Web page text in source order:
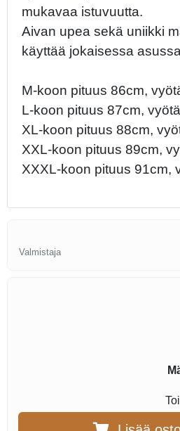
mukavaa istuvuutta.
Aivan upea sekä uniikki
käyttää jokaisessa
M-koon pituus 86cm,
L-koon pituus 87cm,
XL-koon pituus 88cm,
XXL-koon pituus 89cm,
XXXL-koon pituus 91cm,
Valmistaja